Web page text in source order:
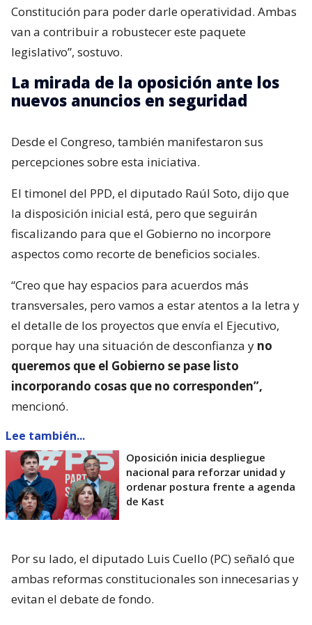
Constitución para poder darle operatividad. Ambas
van a contribuir a robustecer este paquete
legislativo”, sostuvo.
La mirada de la oposición ante los
nuevos anuncios en seguridad
Desde el Congreso, también manifestaron sus
percepciones sobre esta iniciativa.
El timonel del PPD, el diputado Raúl Soto, dijo que
la disposición inicial está, pero que seguirán
fiscalizando para que el Gobierno no incorpore
aspectos como recorte de beneficios sociales.
“Creo que hay espacios para acuerdos más
transversales, pero vamos a estar atentos a la letra y
el detalle de los proyectos que envía el Ejecutivo,
porque hay una situación de desconfianza y no
queremos que el Gobierno se pase listo
incorporando cosas que no corresponden”,
mencionó.
Lee también...
Oposición inicia despliegue
nacional para reforzar unidad y
ordenar postura frente a agenda
de Kast
Por su lado, el diputado Luis Cuello (PC) señaló que
ambas reformas constitucionales son innecesarias y
evitan el debate de fondo.